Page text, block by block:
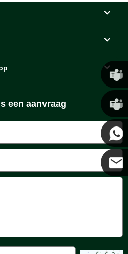
een aanvraag
Chris
Kenny